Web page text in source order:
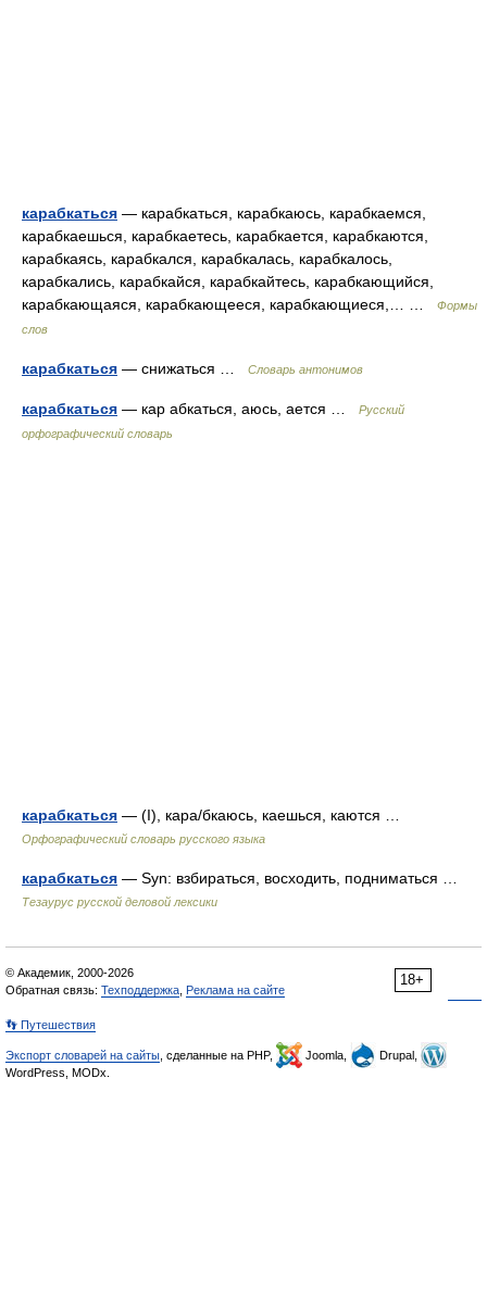
карабкаться — карабкаться, карабкаюсь, карабкаемся,
карабкаешься, карабкаетесь, карабкается, карабкаются,
карабкаясь, карабкался, карабкалась, карабкалось,
карабкались, карабкайся, карабкайтесь, карабкающийся,
карабкающаяся, карабкающееся, карабкающиеся,… …
Формы
слов
карабкаться — снижаться … Словарь антонимов
карабкаться — кар абкаться, аюсь, ается …
Русский
орфографический словарь
карабкаться — (I), кара/бкаюсь, каешься, каются …
Орфографический словарь русского языка
карабкаться — Syn: взбираться, восходить, подниматься …
Тезаурус русской деловой лексики
18+
© Академик, 2000-2026
Обратная связь: Техподдержка Реклама на сайте
👣 Путешествия
Экспорт словарей на сайты , сделанные на PHP, Joomla,
Drupal,
WordPress, MODx.